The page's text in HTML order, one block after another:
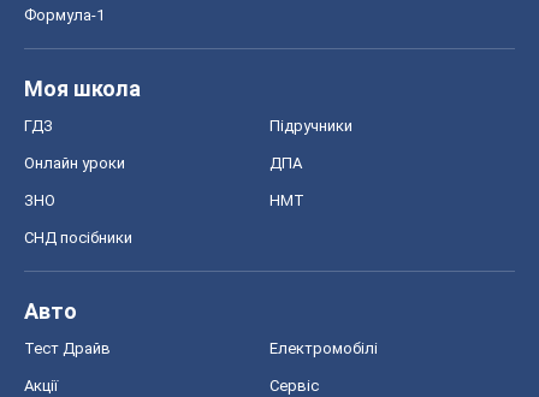
Формула-1
Моя школа
ГДЗ Підручники
Онлайн уроки ДПА
ЗНО НМТ
СНД посібники
Авто
Тест Драйв Електромобілі
Акції Сервіс